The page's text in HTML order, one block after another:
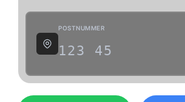
POSTNUMMER